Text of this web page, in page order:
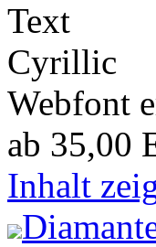
Text
Cyrillic
Webfont
ab 35,00
Inhalt